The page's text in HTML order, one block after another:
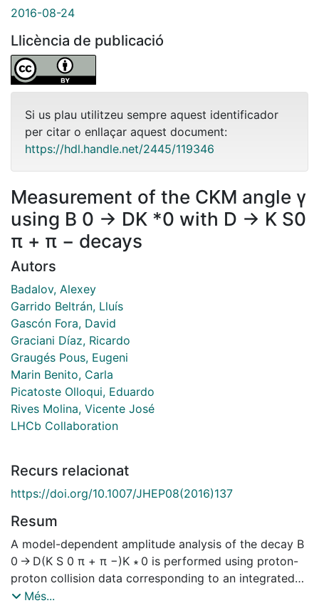
2016-08-24
Llicència de publicació
Si us plau utilitzeu sempre aquest identificador
per citar o enllaçar aquest document:
https://hdl.handle.net/2445/119346
Measurement of the CKM angle γ
using B 0 → DK *0 with D → K S0
π + π − decays
Autors
Badalov, Alexey
Garrido Beltrán, Lluís
Gascón Fora, David
Graciani Díaz, Ricardo
Graugés Pous, Eugeni
Marin Benito, Carla
Picatoste Olloqui, Eduardo
Rives Molina, Vicente José
LHCb Collaboration
Recurs relacionat
https://doi.org/10.1007/JHEP08(2016)137
Resum
A model-dependent amplitude analysis of the decay B
0 → D(K S 0 π + π −)K ∗ 0 is performed using proton-
proton collision data corresponding to an integrated
luminosity of 3.0 fb−1, recorded at s√=7s=7 and 8 TeV
Més...